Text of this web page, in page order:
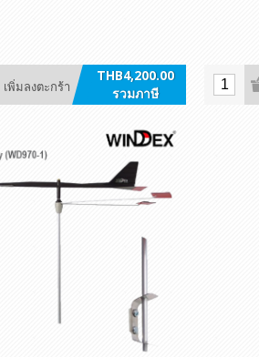
THB4,200.00
รวมภาษี
เพิ่มลงตะกร้า